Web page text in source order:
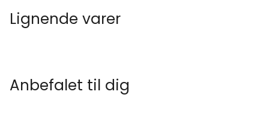
Lignende varer
Anbefalet til dig